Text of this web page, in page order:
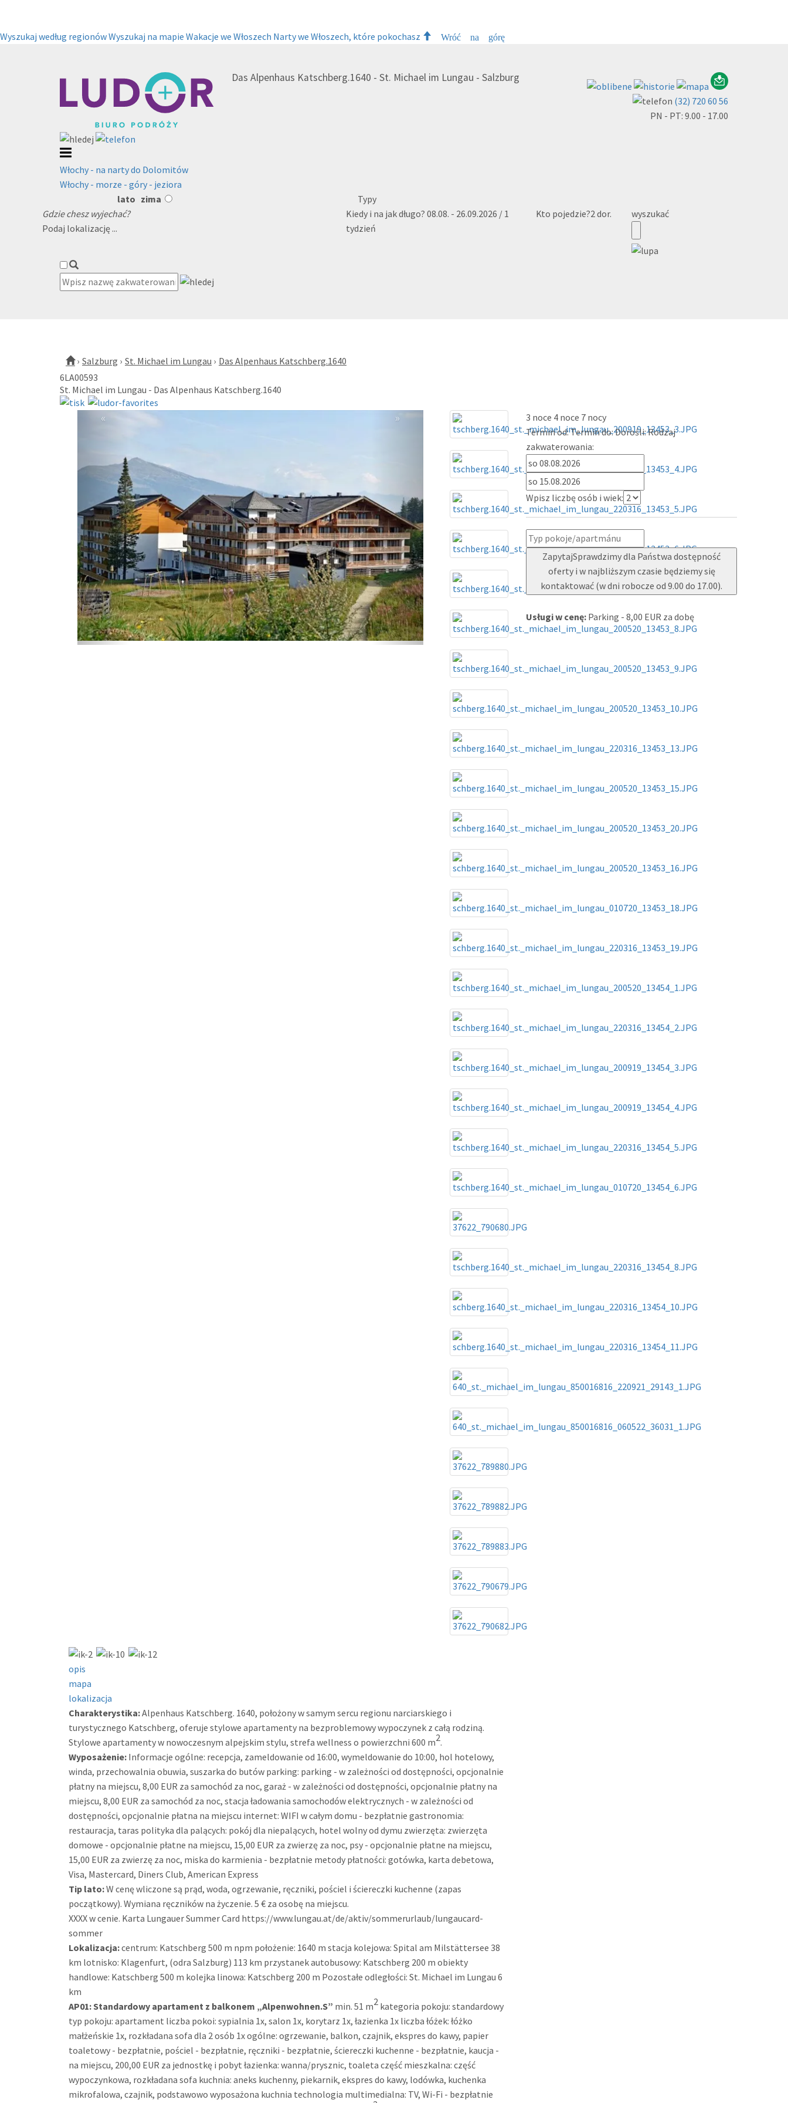
Wyszukaj według regionówWyszukaj na mapie Wakacje we Włoszech Narty we Włoszech, które pokochasz Wróć na górę
Das Alpenhaus Katschberg.1640 - St. Michael im Lungau - Salzburg
(32) 720 60 56
PN - PT: 9.00 - 17.00
Włochy - na narty do Dolomitów
Włochy - morze - góry - jeziora
lato zima
Typy
Gdzie chesz wyjechać?
Podaj lokalizację ...
Kiedy i na jak długo? 08.08. - 26.09.2026 / 1
tydzień
Kto pojedzie?2 dor. wyszukać
Salzburg St. Michael im Lungau
Das Alpenhaus Katschberg.1640
6LA00593
St. Michael im Lungau - Das Alpenhaus Katschberg.1640
« »
opis
mapa
lokalizacja
Charakterystika:Alpenhaus Katschberg. 1640, położony w samym sercu regionu narciarskiego i
turystycznego Katschberg, oferuje stylowe apartamenty na bezproblemowy wypoczynek z całą rodziną.
Stylowe apartamenty w nowoczesnym alpejskim stylu, strefa wellness o powierzchni 600 m2.
Wyposażenie: Informacje ogólne: recepcja, zameldowanie od 16:00, wymeldowanie do 10:00, hol hotelowy,
winda, przechowalnia obuwia, suszarka do butów parking: parking - w zależności od dostępności, opcjonalnie
płatny na miejscu, 8,00 EUR za samochód za noc, garaż - w zależności od dostępności, opcjonalnie płatny na
miejscu, 8,00 EUR za samochód za noc, stacja ładowania samochodów elektrycznych - w zależności od
dostępności, opcjonalnie płatna na miejscu internet: WIFI w całym domu - bezpłatnie gastronomia:
restauracja, taras polityka dla palących: pokój dla niepalących, hotel wolny od dymu zwierzęta: zwierzęta
domowe - opcjonalnie płatne na miejscu, 15,00 EUR za zwierzę za noc, psy - opcjonalnie płatne na miejscu,
15,00 EUR za zwierzę za noc, miska do karmienia - bezpłatnie metody płatności: gotówka, karta debetowa,
Visa, Mastercard, Diners Club, American Express
Tip lato:W cenę wliczone są prąd, woda, ogrzewanie, ręczniki, pościel i ściereczki kuchenne (zapas
początkowy). Wymiana ręczników na życzenie. 5 € za osobę na miejscu.
XXXX w cenie. Karta Lungauer Summer Card https://www.lungau.at/de/aktiv/sommerurlaub/lungaucard-
sommer
Lokalizacja:centrum: Katschberg 500 m npm położenie: 1640 m stacja kolejowa: Spital am Milstättersee 38
km lotnisko: Klagenfurt, (odra Salzburg) 113 km przystanek autobusowy: Katschberg 200 m obiekty
handlowe: Katschberg 500 m kolejka linowa: Katschberg 200 m Pozostałe odległości: St. Michael im Lungau 6
km
AP01:Standardowy apartament z balkonem „Alpenwohnen.S” min. 51 m2 kategoria pokoju: standardowy
typ pokoju: apartament liczba pokoi: sypialnia 1x, salon 1x, korytarz 1x, łazienka 1x liczba łóżek: łóżko
małżeńskie 1x, rozkładana sofa dla 2 osób 1x ogólne: ogrzewanie, balkon, czajnik, ekspres do kawy, papier
toaletowy - bezpłatnie, pościel - bezpłatnie, ręczniki - bezpłatnie, ściereczki kuchenne - bezpłatnie, kaucja -
na miejscu, 200,00 EUR za jednostkę i pobyt łazienka: wanna/prysznic, toaleta część mieszkalna: część
wypoczynkowa, rozkładana sofa kuchnia: aneks kuchenny, piekarnik, ekspres do kawy, lodówka, kuchenka
mikrofalowa, czajnik, podstawowo wyposażona kuchnia technologia multimedialna: TV, Wi-Fi - bezpłatnie
3 noce 4 noce 7 nocy
Termin od: Termin do:Dorośli:Rodzaj
zakwaterowania:
Wpisz liczbę osób i wiek:
ZapytajSprawdzimy dla Państwa dostępność
oferty i w najbliższym czasie będziemy się
kontaktować (w dni robocze od 9.00 do 17.00).
Usługi w cenę: Parking - 8,00 EUR za dobę